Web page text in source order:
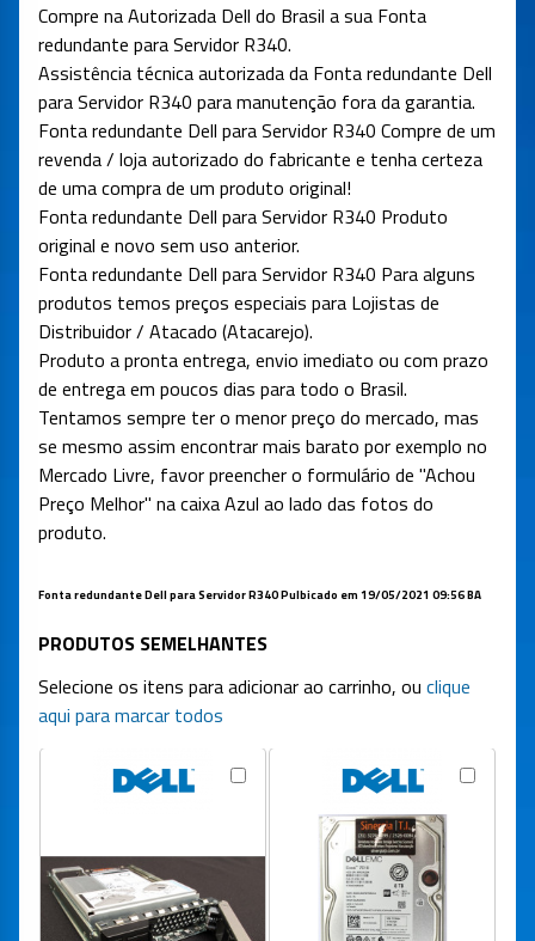
Compre na Autorizada Dell do Brasil a sua Fonta
redundante para Servidor R340.
Assistência técnica autorizada da Fonta redundante Dell
para Servidor R340 para manutenção fora da garantia.
Fonta redundante Dell para Servidor R340 Compre de um
revenda / loja autorizado do fabricante e tenha certeza
de uma compra de um produto original!
Fonta redundante Dell para Servidor R340 Produto
original e novo sem uso anterior.
Fonta redundante Dell para Servidor R340 Para alguns
produtos temos preços especiais para Lojistas de
Distribuidor / Atacado (Atacarejo).
Produto a pronta entrega, envio imediato ou com prazo
de entrega em poucos dias para todo o Brasil.
Tentamos sempre ter o menor preço do mercado, mas
se mesmo assim encontrar mais barato por exemplo no
Mercado Livre, favor preencher o formulário de "Achou
Preço Melhor" na caixa Azul ao lado das fotos do
produto.
Fonta redundante Dell para Servidor R340 Pulbicado em 19/05/2021 09:56 BA
PRODUTOS SEMELHANTES
Selecione os itens para adicionar ao carrinho, ou clique
aqui para marcar todos